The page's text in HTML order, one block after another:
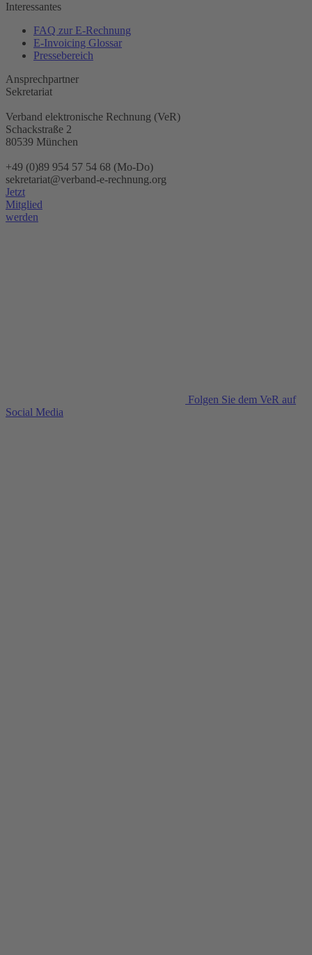
Interessantes
FAQ zur E-Rechnung
E-Invoicing Glossar
Pressebereich
Ansprechpartner
Sekretariat
Verband elektronische Rechnung (VeR)
Schackstraße 2
80539 München
+49 (0)89 954 57 54 68 (Mo-Do)
sekretariat@verband-e-rechnung.org
Jetzt
Mitglied
werden
Folgen Sie dem VeR auf
Social Media